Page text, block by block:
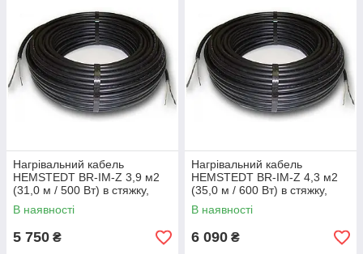
Нагрівальний кабель
HEMSTEDT BR-IM-Z 3,9 м2
(31,0 м / 500 Вт) в стяжку,
тепла підлога електричний
Хемштед
В наявності
5 750 ₴
Нагрівальний кабель
HEMSTEDT BR-IM-Z 4,3 м2
(35,0 м / 600 Вт) в стяжку,
тепла підлога електричний
Хемштед
В наявності
6 090 ₴